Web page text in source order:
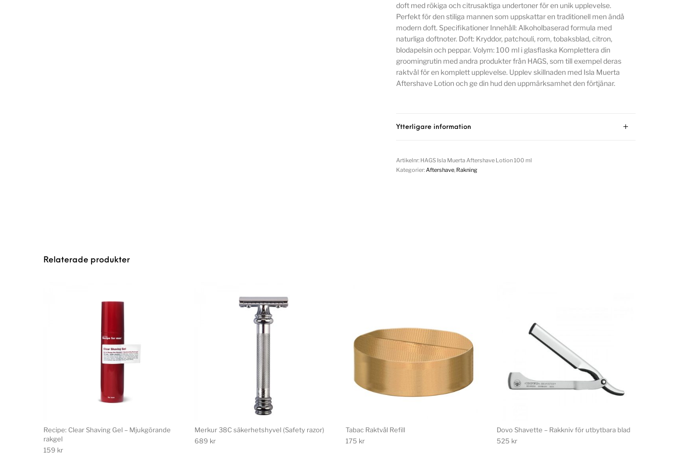
doft med rökiga och citrusaktiga undertoner för en unik upplevelse.
Perfekt för den stiliga mannen som uppskattar en traditionell men ändå
modern doft. Specifikationer Innehåll: Alkoholbaserad formula med
naturliga doftnoter. Doft: Kryddor, patchouli, rom, tobaksblad, citron,
blodapelsin och peppar. Volym: 100 ml i glasflaska Komplettera din
groomingrutin med andra produkter från HAGS, som till exempel deras
raktvål för en komplett upplevelse. Upplev skillnaden med Isla Muerta
Aftershave Lotion och ge din hud den uppmärksamhet den förtjänar.
Ytterligare information
Artikelnr: HAGS Isla Muerta Aftershave Lotion 100 ml
Kategorier: Aftershave, Rakning
Relaterade produkter
Recipe: Clear Shaving Gel – Mjukgörande
rakgel
159 kr
Merkur 38C säkerhetshyvel (Safety razor)
689 kr
Tabac Raktvål Refill
175 kr
Dovo Shavette – Rakkniv för utbytbara blad
525 kr